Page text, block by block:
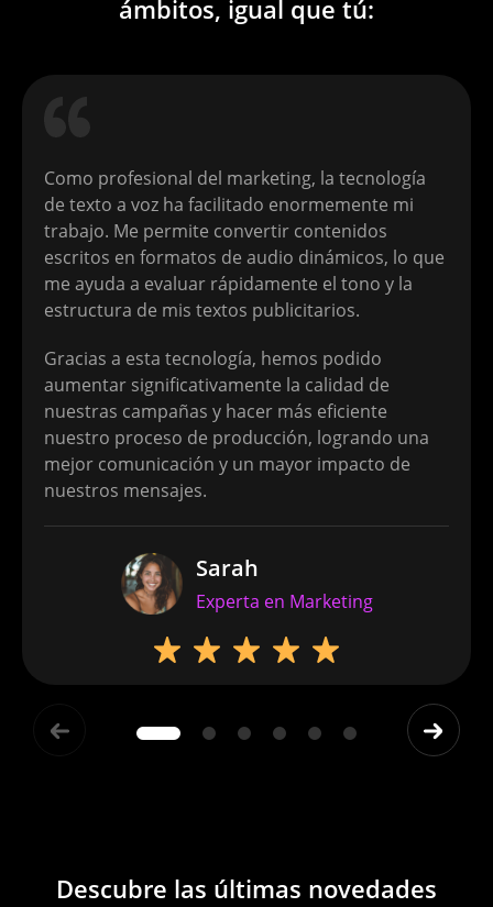
Puerto Rico Spanish
Qatar Arabic
Romanian
Russian
Saudi Arabian Arabic
ámbitos, igual que tú:
Como profesional del marketing, la tecnología
de texto a voz ha facilitado enormemente mi
trabajo. Me permite convertir contenidos
escritos en formatos de audio dinámicos, lo que
me ayuda a evaluar rápidamente el tono y la
estructura de mis textos publicitarios.
Gracias a esta tecnología, hemos podido
aumentar significativamente la calidad de
nuestras campañas y hacer más eficiente
nuestro proceso de producción, logrando una
mejor comunicación y un mayor impacto de
nuestros mensajes.
Sarah
Experta en Marketing
Descubre las últimas novedades